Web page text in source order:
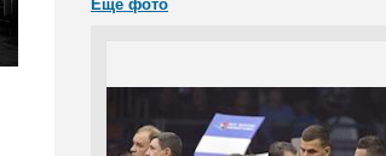
Ещё фото